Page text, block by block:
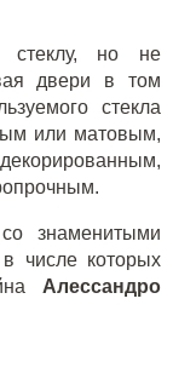
стеклу, но не
двери в том
стекла
или матовым,
со знаменитыми
числе которых
Алессандро